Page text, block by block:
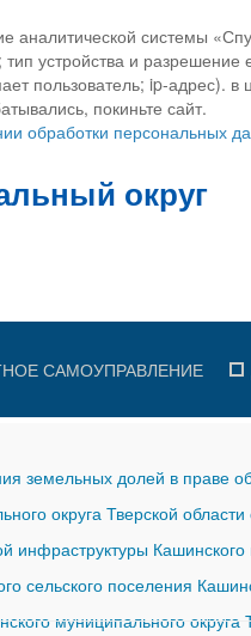
аналитической системы
устройства и разрешение
пользователь; ip-адрес).
покиньте сайт.
обработки персональных
САМОУПРАВЛЕНИЕ
земельных долей в праве
округа Тверской
сельского поселения
муниципального